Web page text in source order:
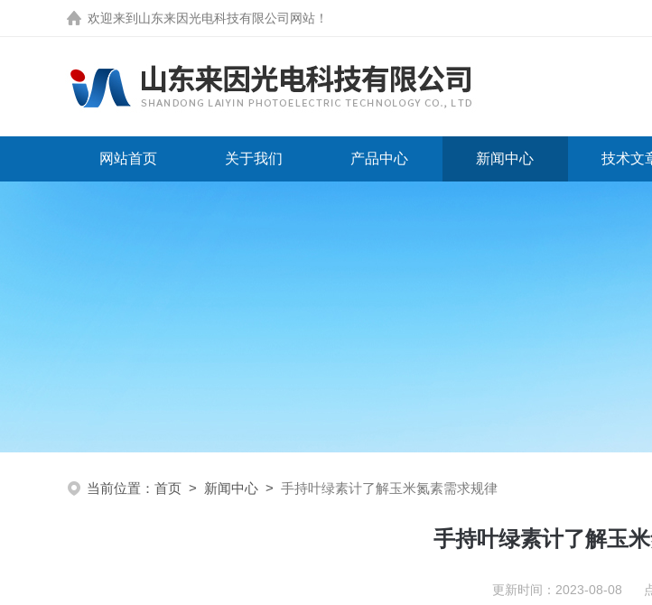
欢迎来到 山东来因光电科技有限公司网站 ！
网站首页 关于我们 产品中心 新闻中心 技术文
当前位置： 首页 > 新闻中心 > 手持叶绿素计了解玉米氮素需求规律
手持叶绿素计了解玉
更新时间：2023-08-08